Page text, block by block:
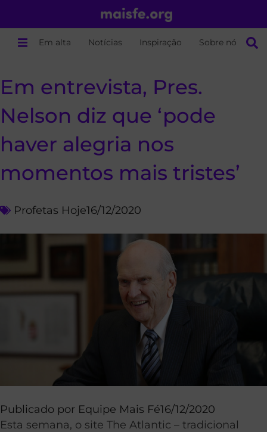
Em alta Notícias Inspiração Sobre nós
Em entrevista, Pres.
Nelson diz que ‘pode
haver alegria nos
momentos mais tristes’
Profetas Hoje16/12/2020
Publicado por Equipe Mais Fé16/12/2020
Esta semana, o site The Atlantic – tradicional